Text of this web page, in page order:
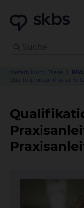
Weiterbildung Pflege
Qualifikation zur